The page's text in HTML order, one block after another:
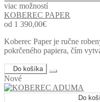
viac možností
KOBEREC PAPER
od 1 390,00€
Koberec Paper je ručne
pokrčeného papiera, čím
Do košíka
Nové
Do